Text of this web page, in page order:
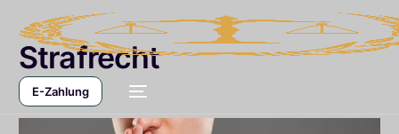
E-Zahlung
Strafrecht